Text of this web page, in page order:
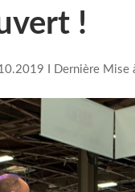
!
I Dernière Mise